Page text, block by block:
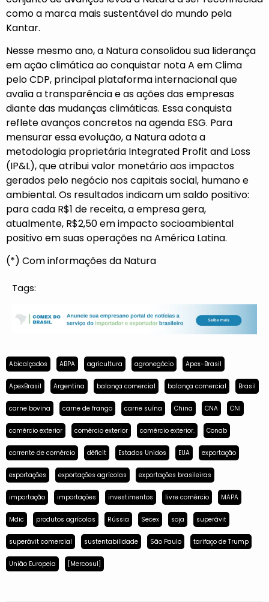
como a marca mais sustentável do mundo pela
Kantar.
Nesse mesmo ano, a Natura consolidou sua liderança
em ação climática ao conquistar nota A em Clima
pelo CDP, principal plataforma internacional que
avalia a transparência e as ações das empresas
diante das mudanças climáticas. Essa conquista
reflete avanços concretos na agenda ESG. Para
mensurar essa evolução, a Natura adota a
metodologia proprietária Integrated Profit and Loss
(IP&L), que atribui valor monetário aos impactos
gerados pelo negócio nos capitais social, humano e
ambiental. Os resultados indicam um saldo positivo:
para cada R$1 de receita, a empresa gera,
atualmente, R$2,50 em impacto socioambiental
positivo em suas operações na América Latina.
(*) Com informações da Natura
Tags:
Abicalçados ABPA agricultura agronegócio Apex-Brasil
ApexBrasil Argentina balança comercial balança comercial Brasil
carne bovina carne de frango carne suína China CNA CNI
comércio exterior comércio exterior comércio exterior. Conab
corrente de comércio déficit Estados Unidos EUA exportação
exportações exportações agrícolas exportações brasileiras
importação importações investimentos livre comércio MAPA
Mdic produtos agrícolas Rússia Secex soja superávit
superávit comercial sustentabilidade São Paulo tarifaço de Trump
União Europeia [Mercosul]